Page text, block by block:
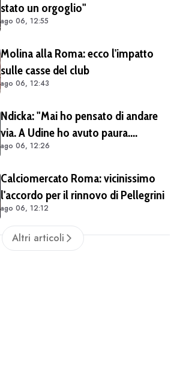
stato un orgoglio"
ago 06, 12:55
Molina alla Roma: ecco l'impatto
sulle casse del club
ago 06, 12:43
Ndicka: "Mai ho pensato di andare
via. A Udine ho avuto paura.
Pellegrini? Lo aspettiamo a braccia
ago 06, 12:26
Calciomercato Roma: vicinissimo
l'accordo per il rinnovo di Pellegrini
ago 06, 12:12
Altri articoli